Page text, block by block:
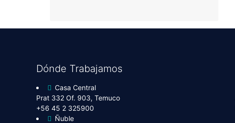
Dónde Trabajamos
Casa Central
Prat 332 Of. 903, Temuco
+56 45 2 325900
Ñuble